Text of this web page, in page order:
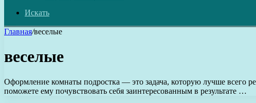
Искать
Главная/веселые
веселые
Оформление комнаты подростка — это задача, которую лучше всего
поможете ему почувствовать себя заинтересованным в результате …